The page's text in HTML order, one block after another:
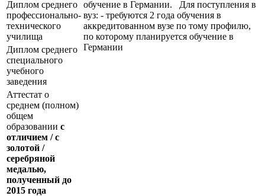
обучение в Германии. Для поступления в
вуз: - требуются 2 года обучения в
аккредитованном вузе по тому профилю,
по которому планируется обучение в
Германии
Диплом среднего
профессионально-
технического
училища
Диплом среднего
специального
учебного
заведения
Аттестат о
среднем (полном)
общем
образовании с
отличием / с
золотой /
серебряной
медалью,
полученный до
2015 года